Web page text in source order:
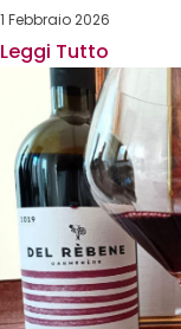
1 Febbraio 2026
Leggi Tutto